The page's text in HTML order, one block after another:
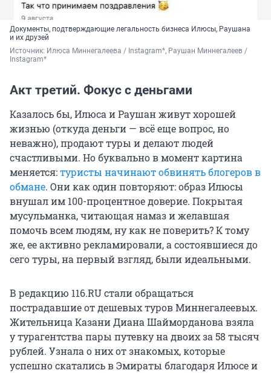
Документы, подтверждающие легальность бизнеса Илюсы, Раушана
и их друзей
Источник: Илюса Миннегалеева / Instagram*, Раушан Миннегалеев /
Instagram*
Акт третий. Фокус с деньгами
Казалось бы, Илюса и Раушан живут хорошей
жизнью (откуда деньги — всё еще вопрос, но
неважно), продают туры и делают людей
счастливыми. Но буквально в момент картина
меняется:туристы начинают обвинять блогеров в
обмане. Они как один повторяют: образ Илюсы
внушал им 100-процентное доверие. Покрытая
мусульманка, читающая намаз и желавшая
помочь всем людям, ну как не поверить? К тому
же, ее активно рекламировали, а состоявшиеся до
сего туры, на первый взгляд, были идеальными.
В редакцию 116.RU стали обращаться
пострадавшие от дешевых туров Миннегалеевых.
Жительница Казани Диана Шайморданова взяла
у турагентства пары путевку на двоих за 58 тысяч
рублей. Узнала о них от знакомых, которые
успешно скатались в Эмираты благодаря Илюсе и